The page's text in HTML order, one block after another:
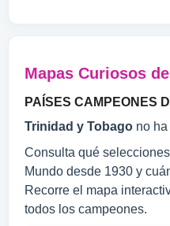
Mapas Curiosos
PAÍSES CAMPEONES
Trinidad y Tobago no
Consulta qué
Mundo desde 1930 y
Recorre el mapa
todos los campeones.